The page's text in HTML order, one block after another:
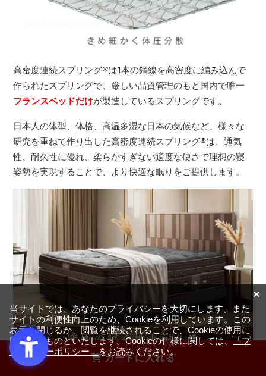
カートに入れる
高密度連続スプリング®は1本の鋼線を高密度に編み込んで
作られたスプリングで、厳しい品質管理のもと国内で唯一
フランスベッドだけが製造しているスプリングです。
日本人の体型、体格、高温多湿な日本の気候など、様々な
研究を重ねて作り出した高密度連続スプリング®は、通気
性、耐久性に優れ、柔らかすぎない適度な硬さで理想の寝
姿勢を実現することで、より快適な眠りをご提供します。
当サイトでは、あなたのプライバシーを大切にします。また
サイトの利便性向上のため、Cookieを利用しています。この
表示を閉じるか、閲覧を継続されることで、Cookieの使用に
同意するものといたします。Cookieの仕様に関しては、「プ
ライバシーポリシー」をお読みください。